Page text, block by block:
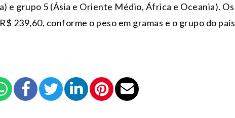
e grupo 5 (Ásia e Oriente Médio, África e Oceania). Os
239,60, conforme o peso em gramas e o grupo do país